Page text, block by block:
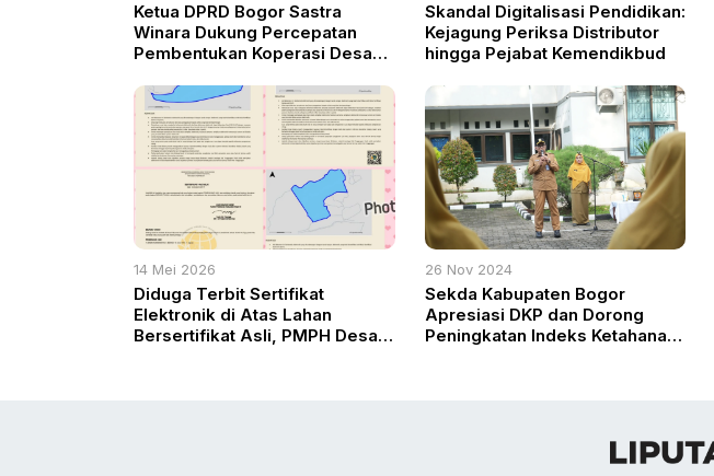
Ketua DPRD Bogor Sastra
Winara Dukung Percepatan
Pembentukan Koperasi Desa
Skandal Digitalisasi Pendidikan:
Kejagung Periksa Distributor
hingga Pejabat Kemendikbud
14 Mei 2026
Diduga Terbit Sertifikat
Elektronik di Atas Lahan
Bersertifikat Asli, PMPH Desak
26 Nov 2024
Sekda Kabupaten Bogor
Apresiasi DKP dan Dorong
Peningkatan Indeks Ketahanan